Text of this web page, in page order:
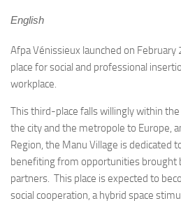
English
Afpa Vénissieux launched on February
place for social and professional
workplace.
This third-place falls willingly within
the city and the metropole to Europe,
Region, the Manu Village is dedicated
benefiting from opportunities brought
partners. This place is expected to
social cooperation, a hybrid space